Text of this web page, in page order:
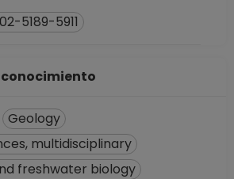
Desde 01-05-2014
Definitivo
Desde 22-10-2010
hasta 21-10-2012
5189-5911
conocimiento
Geology
multidisciplinary
freshwater biology